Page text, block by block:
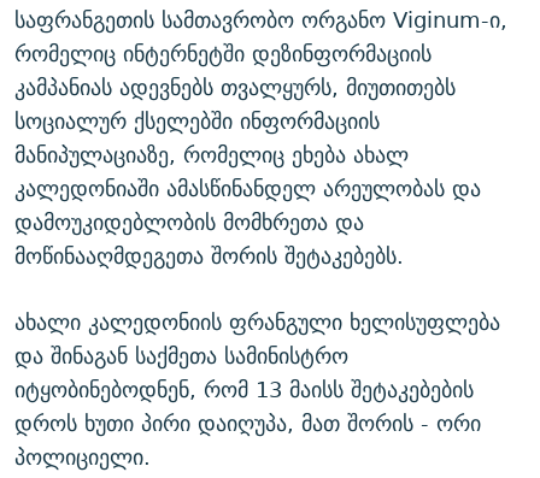
საფრანგეთის სამთავრობო ორგანო Viginum-ი,
რომელიც ინტერნეტში დეზინფორმაციის
კამპანიას ადევნებს თვალყურს, მიუთითებს
სოციალურ ქსელებში ინფორმაციის
მანიპულაციაზე, რომელიც ეხება ახალ
კალედონიაში ამასწინანდელ არეულობას და
დამოუკიდებლობის მომხრეთა და
მოწინააღმდეგეთა შორის შეტაკებებს.
ახალი კალედონიის ფრანგული ხელისუფლება
და შინაგან საქმეთა სამინისტრო
იტყობინებოდნენ, რომ 13 მაისს შეტაკებების
დროს ხუთი პირი დაიღუპა, მათ შორის - ორი
პოლიციელი.